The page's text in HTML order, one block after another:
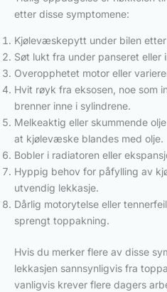
etter disse symptomene:
Kjølevæskepytt under bilen
Søt lukt fra under panseret eller
Overopphetet motor eller
Hvit røyk fra eksosen, noe som
brenner inne i sylindrene.
Melkeaktig eller skummende
at kjølevæske blandes med olje.
Bobler i radiatoren eller
Hyppig behov for påfylling av
utvendig lekkasje.
Dårlig motorytelse eller
sprengt toppakning.
Hvis du merker flere av disse
lekkasjen sannsynligvis fra
vanligvis krever flere dagers